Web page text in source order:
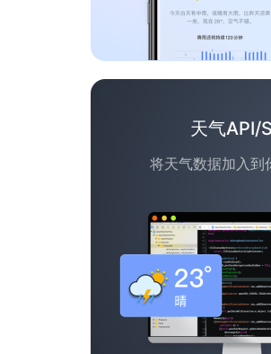
天气API/
将天气数据加入到